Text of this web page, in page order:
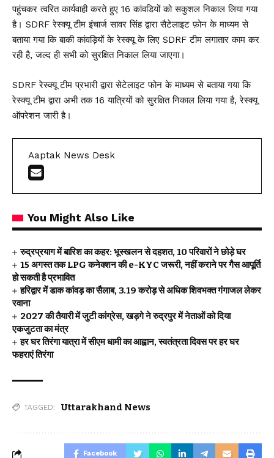
पहुंचकर त्वरित कार्यवाही करते हुए 16 कांवडियों को सकुशल निकाल लिया गया
है। SDRF रेस्क्यू टीम इंचार्ज सावर सिंह द्वारा सैटेलाइट फ़ोन के माध्यम से
बताया गया कि बाकी कांवड़ियों के रेस्क्यू के लिए SDRF टीम लगातार काम कर
रही है, जल्द ही सभी को सुरक्षित निकाल लिया जाएगा।
SDRF रेस्क्यू टीम प्रभारी द्वारा सेटेलाइट फोन के माध्यम से बताया गया कि
रेस्क्यू टीम द्वारा अभी तक 16 यात्रियों को सुरक्षित निकाल लिया गया है, रेस्क्यू
ऑपरेशन जारी है।
Aaptak News Desk
You Might Also Like
रुद्रप्रयाग में बारिश का कहर: भूस्खलन से दहशत, 10 परिवारों ने छोड़े घर
15 अगस्त तक LPG कनेक्शन की e-KYC जरूरी, नहीं कराने पर गैस आपूर्ति
हो सकती है प्रभावित
हरिद्वार में डाक कांवड़ का सैलाब, 3.19 करोड़ से अधिक शिवभक्त गंगाजल लेकर
रवाना
2027 की तैयारी में जुटी कांग्रेस, खड़गे ने रुद्रपुर में नेताओं को दिया
एकजुटता का मंत्र
हर घर तिरंगा यात्रा में सीएम धामी का आह्वान, स्वतंत्रता दिवस पर हर घर
फहराएं तिरंगा
TAGGED: Uttarakhand News
Facebook